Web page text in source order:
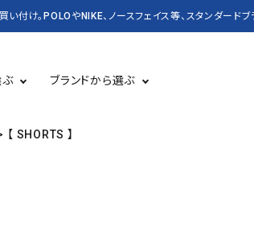
い付け。POLOやNIKE、ノースフェイス等、スタンダード
ぶ ブランドから選ぶ
【 SHORTS 】